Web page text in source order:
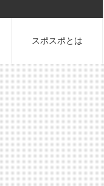
スポスポとは